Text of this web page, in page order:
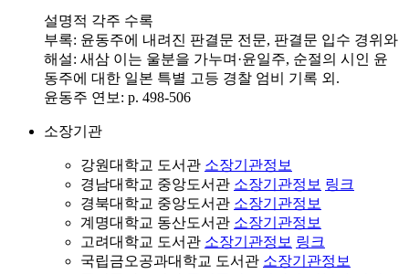
설명적 각주 수록
부록: 윤동주에 내려진 판결문 전문, 판결문 입수 경위와
해설: 새삼 이는 울분을 가누며·윤일주, 순절의 시인 윤
동주에 대한 일본 특별 고등 경찰 엄비 기록 외.
윤동주 연보: p. 498-506
소장기관
강원대학교 도서관 소장기관정보
경남대학교 중앙도서관 소장기관정보 링크
경북대학교 중앙도서관 소장기관정보
계명대학교 동산도서관 소장기관정보
고려대학교 도서관 소장기관정보 링크
국립금오공과대학교 도서관 소장기관정보